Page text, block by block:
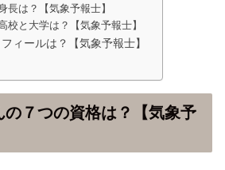
長は？【気象予報士】
校と大学は？【気象予報士】
ィールは？【気象予報士】
の７つの資格は？【気象予